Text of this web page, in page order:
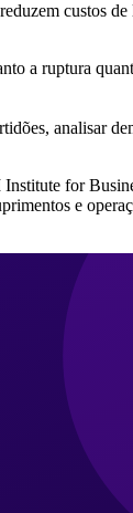
custos
a ruptura
analisar
for
e